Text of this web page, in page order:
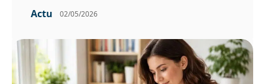
Actu 02/05/2026